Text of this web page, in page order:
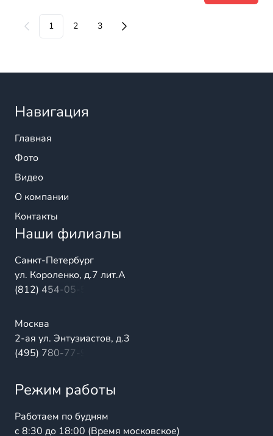
1 2 3
Навигация
Главная
Фото
Видео
О компании
Контакты
Наши филиалы
Санкт-Петербург
ул. Короленко, д.7 лит.А
(812) 454-05-54
Москва
2-ая ул. Энтузиастов, д.3
(495) 780-77-98
Режим работы
Работаем по будням
с 8:30 до 18:00 (Время московское)